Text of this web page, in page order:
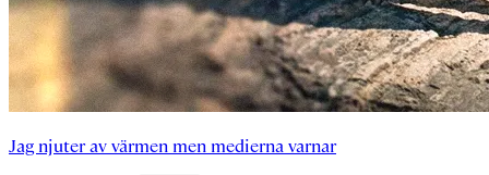
Jag njuter av värmen men medierna varnar